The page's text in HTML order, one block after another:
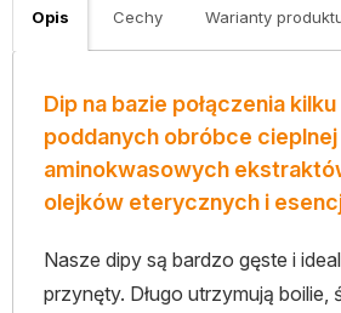
Opis Cechy Warianty
Dip na bazie połączenia
poddanych obróbce
aminokwasowych
olejków eterycznych i
Nasze dipy są bardzo gęste i
przynęty. Długo utrzymują boilie,